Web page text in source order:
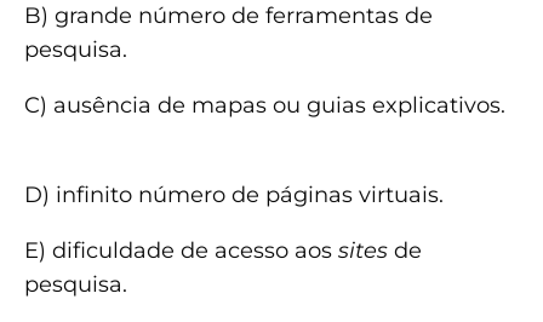
B) grande número de ferramentas de
pesquisa.
C) ausência de mapas ou guias explicativos.
D) infinito número de páginas virtuais.
E) dificuldade de acesso aos sites de
pesquisa.